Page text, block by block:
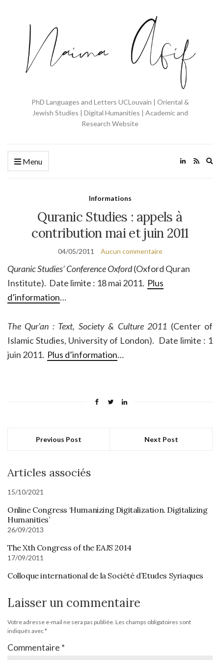
PhD Languages and Letters UCLouvain | Oriental &
Jewish Studies | Digital Humanities | Academic and
Research Website
Menu
Informations
Quranic Studies : appels à
contribution mai et juin 2011
04/05/2011 Aucun commentaire
Quranic Studies’ Conference Oxford(Oxford Quran
Institute). Date limite : 18 mai 2011. Plus
d’information…
The Qur’an : Text, Society & Culture 2011 (Center of
Islamic Studies, University of London). Date limite : 1
juin 2011. Plus d’information…
Previous Post Next Post
Articles associés
15/10/2021
Online Congress ‘Humanizing Digitalization. Digitalizing
Humanities’
26/09/2013
The Xth Congress of the EAJS 2014
17/09/2011
Colloque international de la Société d’Etudes Syriaques
Laisser un commentaire
Votre adresse e-mail ne sera pas publiée. Les champs obligatoires sont
indiqués avec*
Commentaire *